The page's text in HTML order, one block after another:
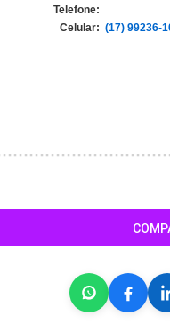
Telefone:
Celular: (17) 99236-